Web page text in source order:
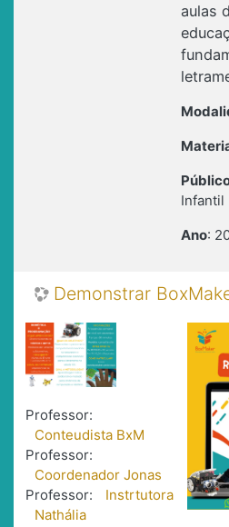
aulas
Infantil
Ano:
Demonstrar
Professor:
Conteudista BxM
Professor:
Coordenador Jonas
Professor:
Instrtutora
Nathália